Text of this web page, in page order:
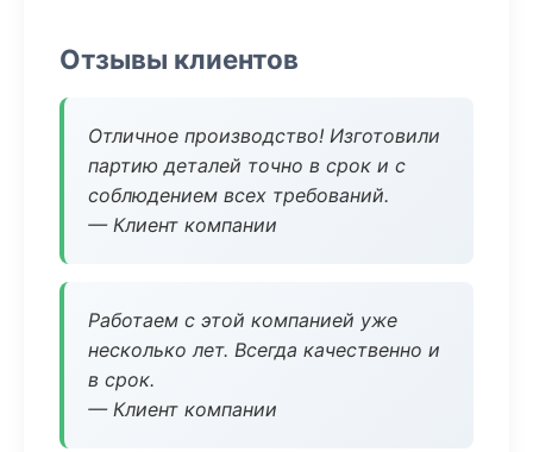
Отзывы клиентов
Отличное производство! Изготовили
партию деталей точно в срок и с
соблюдением всех требований.
— Клиент компании
Работаем с этой компанией уже
несколько лет. Всегда качественно и
в срок.
— Клиент компании